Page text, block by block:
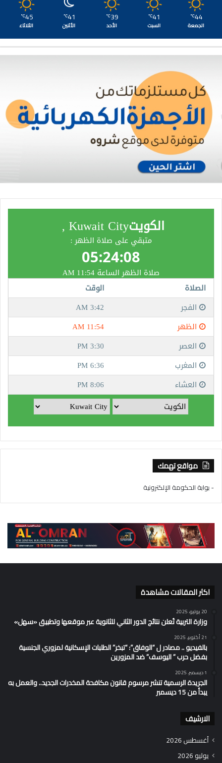
44
℃
الجمعة
41
℃
السبت
39
℃
الأحد
41
℃
الأثنين
45
℃
الثلاثاء
مواقع تهمك
- بوابة الحكومة الإلكترونية
اكثر المقالات مشاهدة
20 يوليو، 2025
وزارة التربية تُعلن نتائج الدور الثاني للثانوية عبر موقعها وتطبيق «سهل»
21 أكتوبر، 2025
بالفيديو .. مصادر ل “الوفاق”: “تبخر” الطلبات الإسكانية لمزوري الجنسية
بفضل حرب ” اليوسف” ضد المزورين
1 ديسمبر، 2025
الجريدة الرسمية تنشر مرسوم قانون مكافحة المخدرات الجديد.. والعمل به
يبدأ من 15 ديسمبر
الارشيف
أغسطس 2026
يوليو 2026